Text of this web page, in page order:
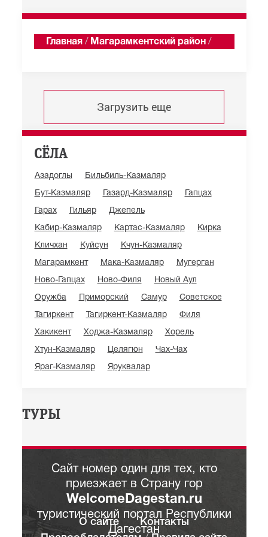
Главная / Магарамкентский район /
Загрузить еще
СЁЛА
Азадоглы Бильбиль-Казмаляр
Бут-Казмаляр Газард-Казмаляр Гапцах
Гарах Гильяр Джепель
Кабир-Казмаляр Картас-Казмаляр Кирка
Кличхан Куйсун Кчун-Казмаляр
Магарамкент Мака-Казмаляр Мугерган
Ново-Гапцах Ново-Филя Новый Аул
Оружба Приморский Самур Советское
Тагиркент Тагиркент-Казмаляр Филя
Хакикент Ходжа-Казмаляр Хорель
Хтун-Казмаляр Целягюн Чах-Чах
Яраг-Казмаляр Яруквалар
ТУРЫ
Сайт номер один для тех, кто
приезжает в Страну гор
WelcomeDagestan.ru
туристический портал Республики
Дагестан
О сайте
Контакты